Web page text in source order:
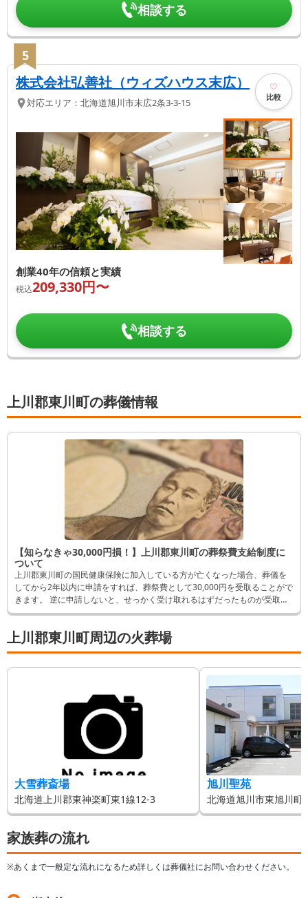
相談する
5
株式会社弘善社（ウィズハウス末広）
対応エリア： 北海道旭川市末広2条3-3-15 比較
創業40年の信頼と実績
税込209,330円〜
相談する
上川郡東川町の葬儀情報
【知らなきゃ30,000円損！】上川郡東川町の葬祭費支給制度に
ついて
上川郡東川町の国民健康保険に加入している方が亡くなった場合、葬儀を
してから2年以内に申請をすれば、葬祭費として30,000円を受取ることがで
きます。 逆に申請しないと、せっかく受け取れるはずだったものが受取れ
なくなってしまいます。 そんなことにならないよう、この記事では申請方
上川郡東川町周辺の火葬場
大雪葬斎場
北海道上川郡東神楽町東1線12-3
旭川聖苑
北海道旭川市東旭川町
家族葬の流れ
※あくまで一般定な流れになるため詳しくは葬儀社にお問い合わせください。